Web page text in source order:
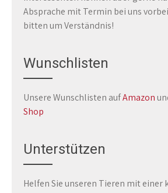
Absprache mit Termin bei uns
bitten um Verständnis!
Wunschlisten
Unsere Wunschlisten aufAmazon
Shop
Unterstützen
Helfen Sie unseren Tieren mit einer